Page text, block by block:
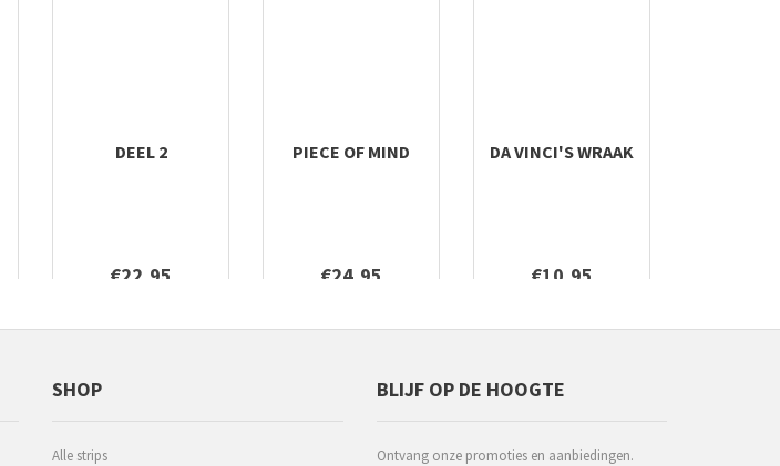
DEEL 2
€22,95
PIECE OF MIND
€24,95
DA VINCI'S WRAAK
€10,95
SHOP
Alle strips
BLIJF OP DE HOOGTE
Ontvang onze promoties en aanbiedingen.